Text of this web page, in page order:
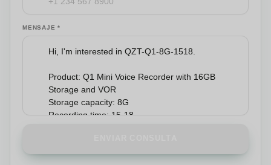
MENSAJE *